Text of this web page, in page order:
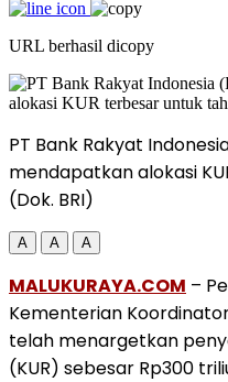
URL berhasil dicopy
PT Bank Rakyat
mendapatkan alokasi
(Dok. BRI)
A A A
MALUKURAYA.COM –
Kementerian
telah menargetkan
(KUR) sebesar Rp300